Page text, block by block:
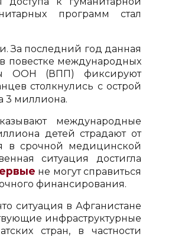
программ стал
За последний год данная
повестке международных
ООН (ВПП) фиксируют
столкнулись с острой
3 миллиона.
международные
детей страдают от
в срочной медицинской
ситуация достигла
не могут справиться
финансирования.
ситуация в Афганистане
инфраструктурные
стран, в частности